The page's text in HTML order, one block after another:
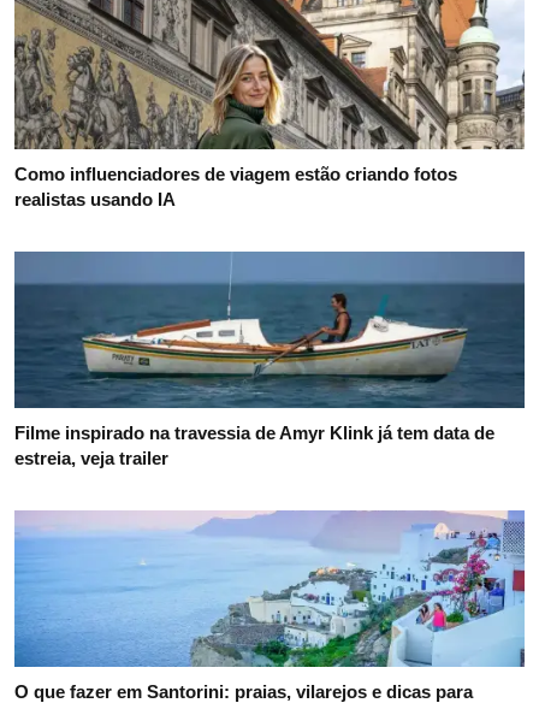
Como influenciadores de viagem estão criando fotos
realistas usando IA
Filme inspirado na travessia de Amyr Klink já tem data de
estreia, veja trailer
O que fazer em Santorini: praias, vilarejos e dicas para